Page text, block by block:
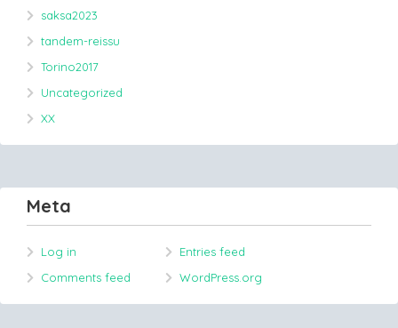
saksa2023
tandem-reissu
Torino2017
Uncategorized
XX
Meta
Log in
Entries feed
Comments feed
WordPress.org